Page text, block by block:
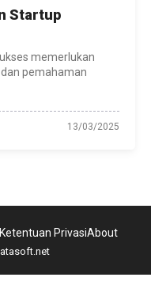
Startup
memerlukan
pemahaman
13/03/2025
Ketentuan PrivasiAbout